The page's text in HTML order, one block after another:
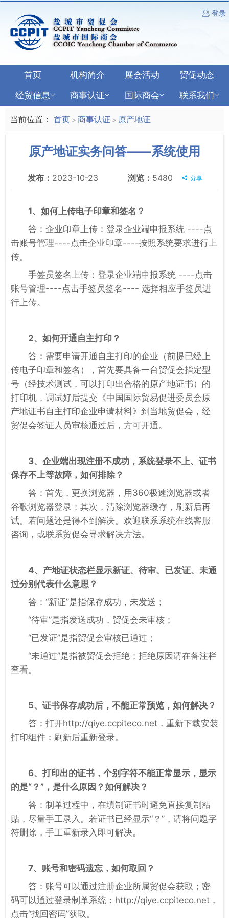
登录
首页 机构简介 展会活动
贸促动态
经贸信息
商事认证 国际商会 联系我们
当前位置： 首页 > 商事认证 > 原产地证
原产地证实务问答——系统使用
发布： 2023-10-23 浏览： 5480 分享
1、如何上传电子印章和签名？
答：企业印章上传：登录企业端申报系统 ----点
击账号管理----点击企业印章----按照系统要求进行上
传。
手签员签名上传：登录企业端申报系统 ----点击
账号管理----点击手签员签名---- 选择相应手签员进
行上传。
2、如何开通自主打印？
答：需要申请开通自主打印的企业（前提已经上
传电子印章和签名），首先要具备一台贸促会指定型
号（经技术测试，可以打印出合格的原产地证书）的
打印机，调试好后提交《中国国际贸易促进委员会原
产地证书自主打印企业申请材料》到当地贸促会，经
贸促会签证人员审核通过后，方可开通。
3、企业端出现注册不成功，系统登录不上、证书
保存不上等故障，如何排除？
答：首先，更换浏览器，用360极速浏览器或者
谷歌浏览器登录；其次，清除浏览器缓存，刷新后再
试。若问题还是得不到解决。欢迎联系系统在线客服
咨询，或联系贸促会寻求解决方法。
4、产地证状态栏显示新证、待审、已发证、未通
过分别代表什么意思？
答：“新证”是指保存成功，未发送；
“待审”是指发送成功，贸促会未审核；
“已发证”是指贸促会审核已通过；
“未通过”是指被贸促会拒绝；拒绝原因请在备注栏
查看。
5、证书保存成功后，不能正常预览，如何解决？
答：打开http://qiye.ccpiteco.net，重新下载安装
打印组件；刷新后重新登录。
6、打印出的证书，个别字符不能正常显示，显示
的是“？”，是什么原因？如何解决？
答：制单过程中，在填制证书时避免直接复制粘
贴，尽量手工录入。若证书已经显示“？”，请将问题字
符删除，手工重新录入即可解决。
7、账号和密码遗忘，如何取回？
答：账号可以通过注册企业所属贸促会获取；密
码可以通过登录制单系统：http://qiye.ccpiteco.net，
点击“找回密码”获取。